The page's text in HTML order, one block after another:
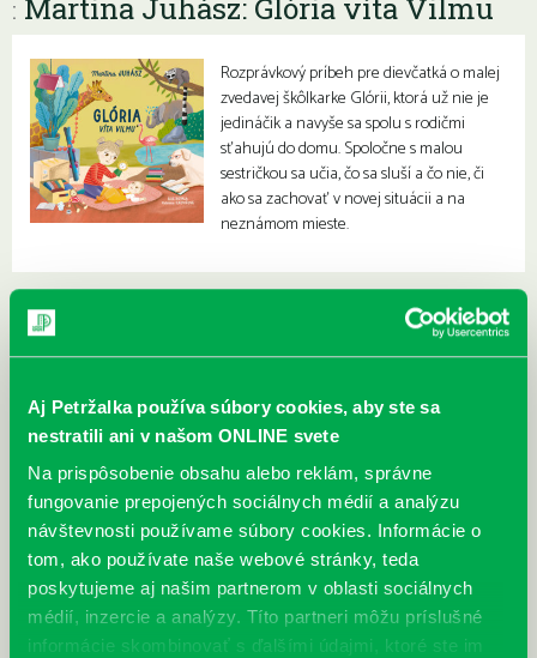
Aj Petržalka používa súbory cookies, aby ste sa
nestratili ani v našom ONLINE svete
Na prispôsobenie obsahu alebo reklám, správne
fungovanie prepojených sociálnych médií a analýzu
návštevnosti používame súbory cookies. Informácie o
tom, ako používate naše webové stránky, teda
poskytujeme aj našim partnerom v oblasti sociálnych
médií, inzercie a analýzy. Títo partneri môžu príslušné
informácie skombinovať s ďalšími údajmi, ktoré ste im
:
Rozprávkový príbeh pre dievčatká o malej
zvedavej škôlkarke Glórii, ktorá už nie je
jedináčik a navyše sa spolu s rodičmi
sťahujú do domu. Spoločne s malou
sestričkou sa učia, čo sa sluší a čo nie, či
ako sa zachovať v novej situácii a na
neznámom mieste.